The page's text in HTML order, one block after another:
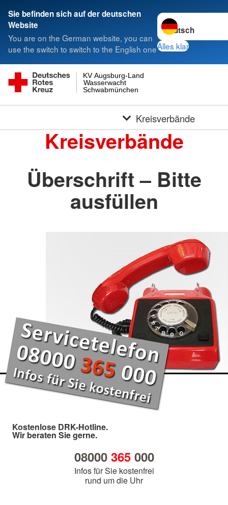
Sie befinden sich auf der deutschen
Website
You are on the German website, you can
use the switch to switch to the English one
Sprache wechseln
Alles klar
Schwabmünchen
Wasserwacht
KV Augsburg-Land
Kreisverbände
Kreisverbände
Überschrift – Bitte
ausfüllen
Kostenlose DRK-Hotline.
Wir beraten Sie gerne.
08000 365000
Infos für Sie kostenfrei
rund um die Uhr